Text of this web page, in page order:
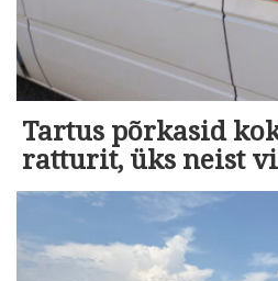
Tartus põrkasid
ratturit, üks neist